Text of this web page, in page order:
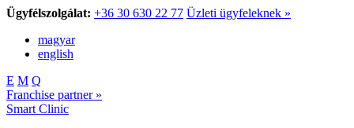
Ügyfélszolgálat: +36 30 630 22 77 Üzleti ügyfeleknek »
magyar
english
E M Q
Franchise partner »
Smart Clinic